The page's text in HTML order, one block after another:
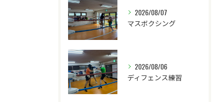
2026/08/07
マスボクシング
2026/08/06
ディフェンス練習